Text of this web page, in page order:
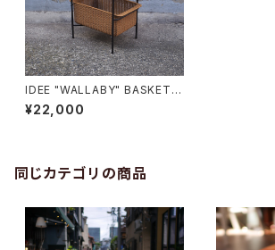
IDEE "WALLABY" BASKET S
TAND
¥22,000
同じカテゴリの商品